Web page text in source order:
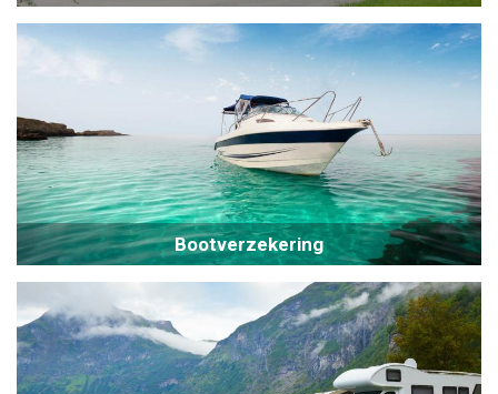
Bootverzekering